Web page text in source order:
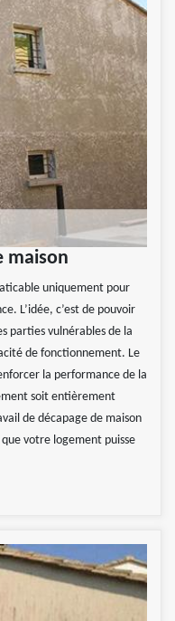
maison
uniquement pour
L’idée, c’est de pouvoir
parties vulnérables de la
de fonctionnement. Le
la performance de la
soit entièrement
de décapage de maison
votre logement puisse